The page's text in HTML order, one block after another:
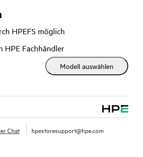
HPEFS möglich
HPE Fachhändler
Modell auswählen
Chat hpestoresupport@hpe.com